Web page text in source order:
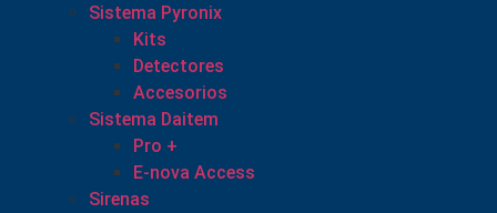
Sistema Pyronix
Kits
Detectores
Accesorios
Sistema Daitem
Pro +
E-nova Access
Sirenas